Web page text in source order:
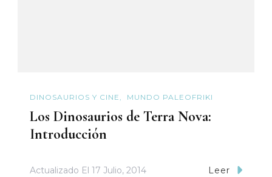
DINOSAURIOS Y CINE MUNDO PALEOFRIKI
Los Dinosaurios de Terra Nova:
Introducción
Actualizado El 17 Julio, 2014 Leer